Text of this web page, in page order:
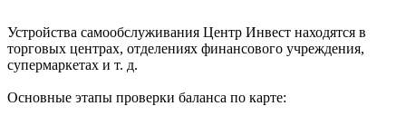
Устройства самообслуживания Центр Инвест находятся в
торговых центрах, отделениях финансового учреждения,
супермаркетах и т. д.
Основные этапы проверки баланса по карте: